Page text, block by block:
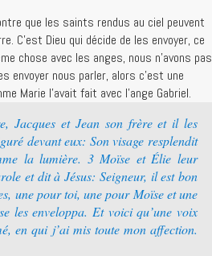
que les saints rendus au ciel peuvent
C’est Dieu qui décide de les envoyer, ce
chose avec les anges, nous n’avons pas
envoyer nous parler, alors c’est une
Marie l’avait fait avec l’ange Gabriel.
Jacques et Jean son frère et il les
devant eux: Son visage resplendit
la lumière. 3 Moïse et Élie leur
et dit à Jésus: Seigneur, il est bon
une pour toi, une pour Moïse et une
les enveloppa. Et voici qu’une voix
en qui j’ai mis toute mon affection.